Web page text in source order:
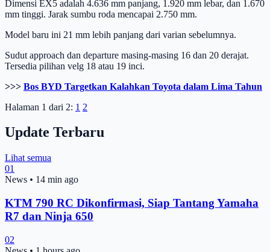
Dimensi EX5 adalah 4.636 mm panjang, 1.920 mm lebar, dan 1.670
mm tinggi. Jarak sumbu roda mencapai 2.750 mm.
Model baru ini 21 mm lebih panjang dari varian sebelumnya.
Sudut approach dan departure masing-masing 16 dan 20 derajat.
Tersedia pilihan velg 18 atau 19 inci.
>>> Bos BYD Targetkan Kalahkan Toyota dalam Lima Tahun
Halaman 1 dari 2: 1 2
Update Terbaru
Lihat semua
01
News • 14 min ago
KTM 790 RC Dikonfirmasi, Siap Tantang Yamaha
R7 dan Ninja 650
02